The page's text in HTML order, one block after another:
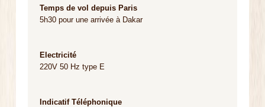
Temps de vol depuis Paris
5h30 pour une arrivée à Dakar
Electricité
220V 50 Hz type E
Indicatif Téléphonique